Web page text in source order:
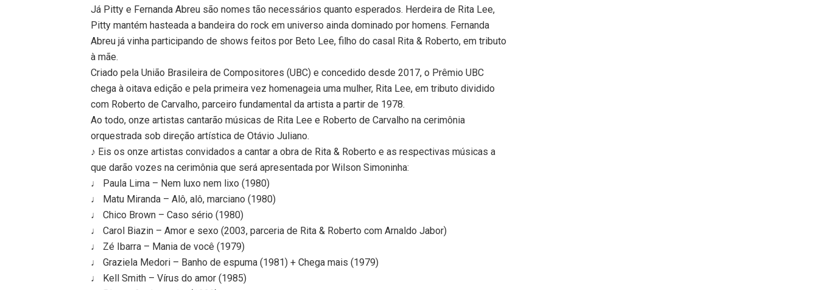
Já Pitty e Fernanda Abreu são nomes tão necessários quanto esperados. Herdeira de Rita Lee,
Pitty mantém hasteada a bandeira do rock em universo ainda dominado por homens. Fernanda
Abreu já vinha participando de shows feitos por Beto Lee, filho do casal Rita & Roberto, em tributo
à mãe.
Criado pela União Brasileira de Compositores (UBC) e concedido desde 2017, o Prêmio UBC
chega à oitava edição e pela primeira vez homenageia uma mulher, Rita Lee, em tributo dividido
com Roberto de Carvalho, parceiro fundamental da artista a partir de 1978.
Ao todo, onze artistas cantarão músicas de Rita Lee e Roberto de Carvalho na cerimônia
orquestrada sob direção artística de Otávio Juliano.
♪ Eis os onze artistas convidados a cantar a obra de Rita & Roberto e as respectivas músicas a
que darão vozes na cerimônia que será apresentada por Wilson Simoninha:
♩ Paula Lima – Nem luxo nem lixo (1980)
♩ Matu Miranda – Alô, alô, marciano (1980)
♩ Chico Brown – Caso sério (1980)
♩ Carol Biazin – Amor e sexo (2003, parceria de Rita & Roberto com Arnaldo Jabor)
♩ Zé Ibarra – Mania de você (1979)
♩ Graziela Medori – Banho de espuma (1981) + Chega mais (1979)
♩ Kell Smith – Vírus do amor (1985)